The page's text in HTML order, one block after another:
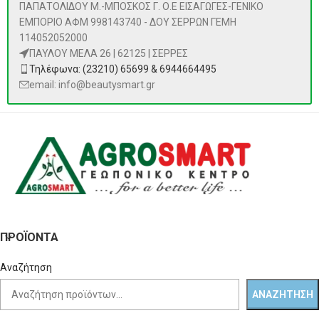
ΠΑΠΑΤΟΛΙΔΟΥ Μ.-ΜΠΟΣΚΟΣ Γ. Ο.Ε ΕΙΣΑΓΩΓΕΣ-ΓΕΝΙΚΟ
ΕΜΠΟΡΙΟ ΑΦΜ 998143740 - ΔΟΥ ΣΕΡΡΩΝ ΓΕΜΗ
114052052000
ΠΑΥΛΟΥ ΜΕΛΑ 26 | 62125 | ΣΕΡΡΕΣ
Τηλέφωνα: (23210) 65699 & 6944664495
email: info@beautysmart.gr
ΠΡΟΪΌΝΤΑ
Αναζήτηση
ΑΝΑΖΉΤΗΣΗ